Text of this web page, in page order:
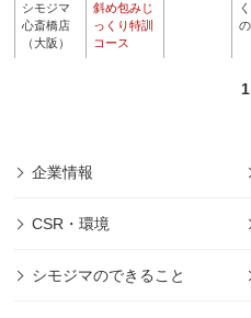
シモジマ
心斎橋店
（大阪）
斜め包みじ
っくり特訓
コース
1
企業情報
CSR・環境
シモジマのできること